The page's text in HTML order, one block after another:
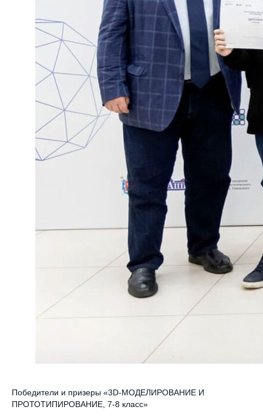
Победители и призеры «3D-МОДЕЛИРОВАНИЕ И
ПРОТОТИПИРОВАНИЕ, 7-8 класс»